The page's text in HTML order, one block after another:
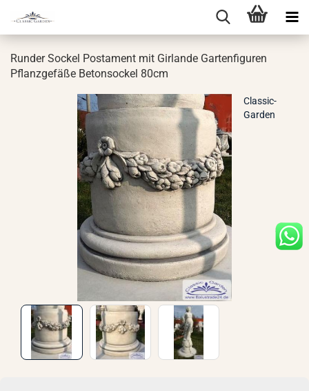
Run­der So­ckel Pos­ta­ment mit Gir­lan­de Gar­ten­fi­gu­ren
Pflanz­ge­fä­ße Be­ton­so­ckel 80cm
Classic-
Garden